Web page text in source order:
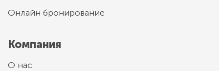
Онлайн бронирование
Компания
О нас